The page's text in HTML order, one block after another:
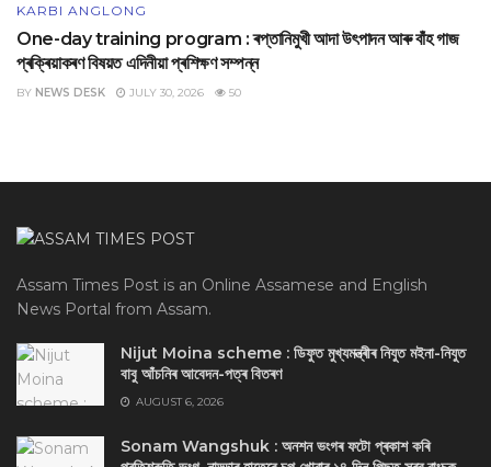
KARBI ANGLONG
One-day training program : ৰপ্তানিমুখী আদা উৎপাদন আৰু বাঁহ গাজ
প্ৰক্ৰিয়াকৰণ বিষয়ত এদিনীয়া প্ৰশিক্ষণ সম্পন্ন
BY NEWS DESK JULY 30, 2026 50
Assam Times Post is an Online Assamese and English
News Portal from Assam.
Nijut Moina scheme : ডিফুত মুখ্যমন্ত্ৰীৰ নিযুত মইনা-নিযুত
বাবু আঁচনিৰ আবেদন-পত্ৰ বিতৰণ
AUGUST 6, 2026
Sonam Wangshuk : অনশন ভংগৰ ফটো প্ৰকাশ কৰি